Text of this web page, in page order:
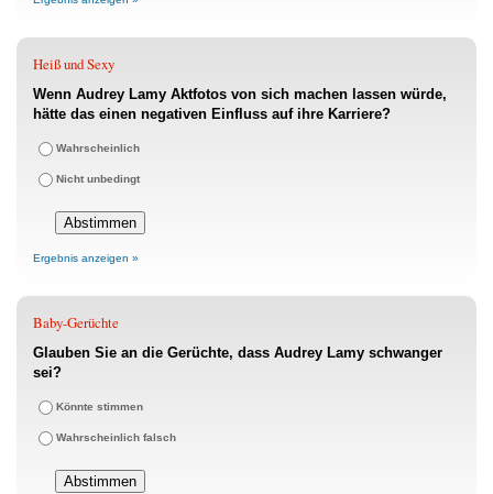
Heiß und Sexy
Wenn Audrey Lamy Aktfotos von sich machen lassen würde,
hätte das einen negativen Einfluss auf ihre Karriere?
Wahrscheinlich
Nicht unbedingt
Ergebnis anzeigen »
Baby-Gerüchte
Glauben Sie an die Gerüchte, dass Audrey Lamy schwanger
sei?
Könnte stimmen
Wahrscheinlich falsch